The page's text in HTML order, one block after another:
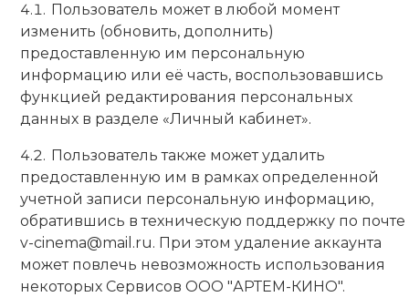
Пользователь может в любой момент
изменить (обновить, дополнить)
предоставленную им персональную
информацию или её часть, воспользовавшись
функцией редактирования персональных
данных в разделе «Личный кабинет».
Пользователь также может удалить
предоставленную им в рамках определенной
учетной записи персональную информацию,
обратившись в техническую поддержку по почте
v-cinema@mail.ru. При этом удаление аккаунта
может повлечь невозможность использования
некоторых Сервисов ООО "АРТЕМ-КИНО".